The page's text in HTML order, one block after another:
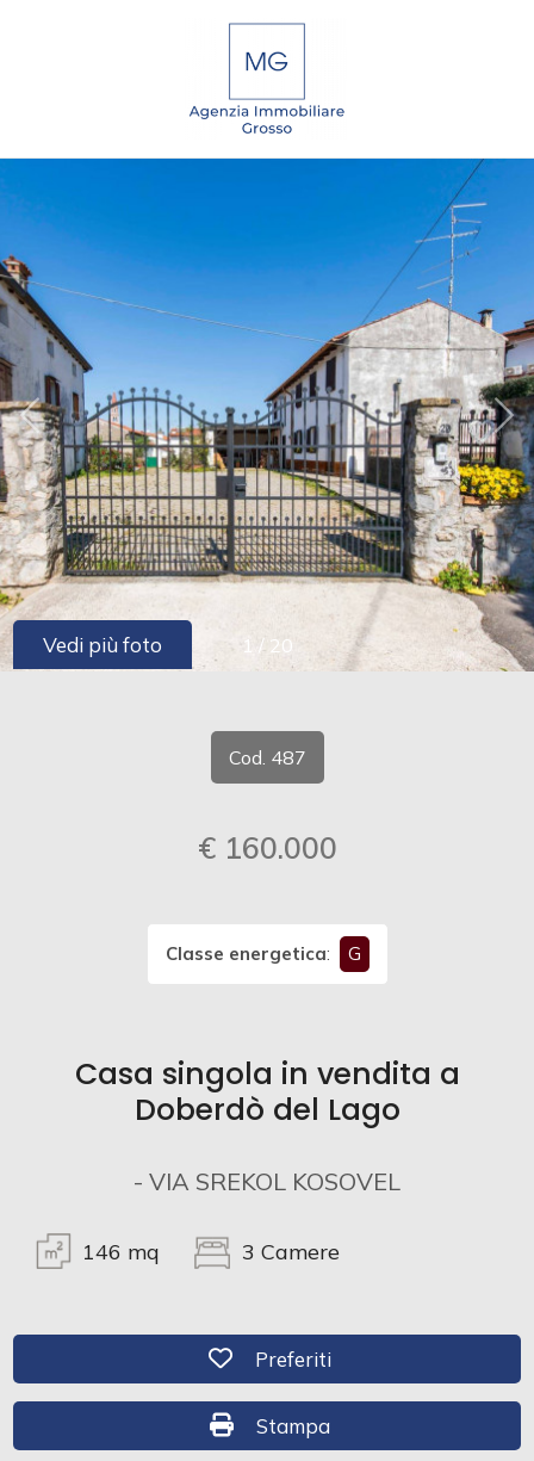
1 / 20
Vedi più foto
Cod. 487
€ 160.000
Classe energetica: G
Casa singola in vendita a
Doberdò del Lago
- VIA SREKOL KOSOVEL
146 mq 3 Camere
Preferiti: Cod. 487
Preferiti
Stampa: Cod. 487
Stampa
SL
HOME
SIAMO
IMMOBILI
SERVIZI
CONTATTI
Qualsiasi
Affitto
Scegli
dove
cercare
Provincia
Comune
Residenziali
Terreni